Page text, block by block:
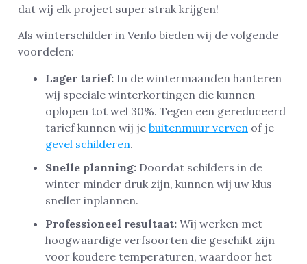
dat wij elk project super strak krijgen!
Als winterschilder in Venlo bieden wij de volgende
voordelen:
Lager tarief: In de wintermaanden hanteren
wij speciale winterkortingen die kunnen
oplopen tot wel 30%. Tegen een gereduceerd
tarief kunnen wij je buitenmuur verven of je
gevel schilderen.
Snelle planning: Doordat schilders in de
winter minder druk zijn, kunnen wij uw klus
sneller inplannen.
Professioneel resultaat: Wij werken met
hoogwaardige verfsoorten die geschikt zijn
voor koudere temperaturen, waardoor het